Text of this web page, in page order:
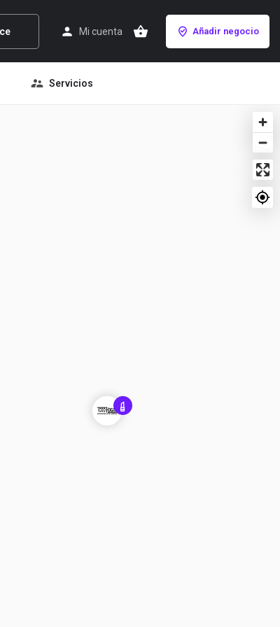
Mi cuenta Añadir negocio
Servicios